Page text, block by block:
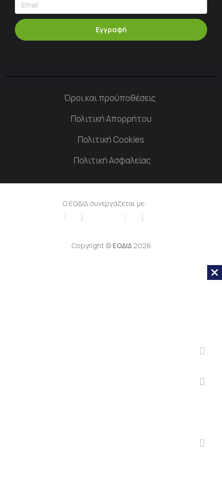
Εγγραφή
Όροι και προϋποθέσεις
Πολιτική Απορρήτου
Πολιτική Cookies
Πολιτική Ασφαλείας
Copyright © ΕΟΔΙΔ2026
Ο ΕΟΔΙΔ συνεργάζεται με: